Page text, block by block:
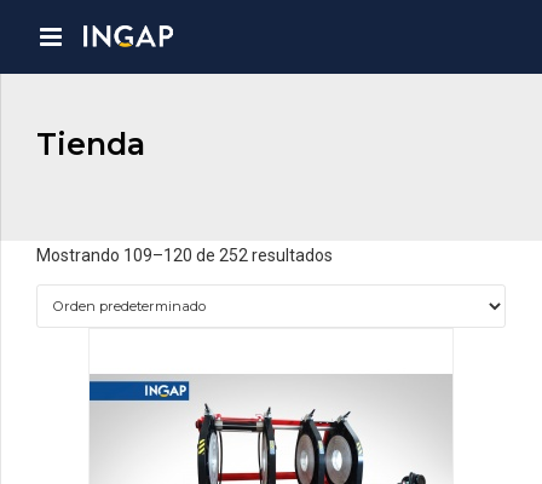
Tienda
Mostrando 109–120 de 252 resultados